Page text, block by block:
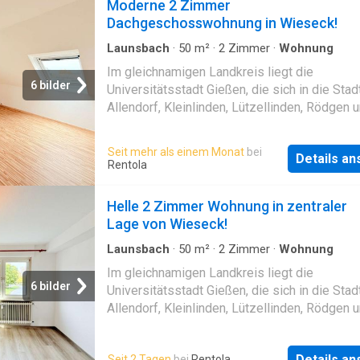
6 bilder
Moderne 2 Zimmer
Dachgeschosswohnung in Wieseck!
Launsbach · 50 m² · 2 Zimmer · Wohnung
Im gleichnamigen Landkreis liegt die
Universitätsstadt Gießen, die sich in die
Allendorf, Kleinlinden, Lützellinden, Rödgen
Einwohner zählt. Gießen besitzt zudem eine
ausgezeichnete Infrastruktur. Neben
Einkaufsmöglichkeiten aller Art und dem
sämtliche Banken, Ärzte, Apotheken sowie
Universitätsklinikum Gießen/Marburg
Stadt verfügt außerdem über eine große
Kinderbetreuungs- und Bildungseinrichtungen.
der Grundschule, über das
bis hin zur Justus-Liebig- Universität, die vor
für den Veterinärmedizinischen Sektor
Schul-/Hochschulform vorzufinden, ebenso
Seit mehr als einem Monat bei
Rentola
Details
6 bilder
Helle 2 Zimmer Wohnung in zentraler
Lage von Wieseck!
Launsbach · 50 m² · 2 Zimmer · Wohnung
Im gleichnamigen Landkreis liegt die
Universitätsstadt Gießen, die sich in die
Allendorf, Kleinlinden, Lützellinden, Rödgen
Einwohner zählt. Gießen besitzt zudem eine